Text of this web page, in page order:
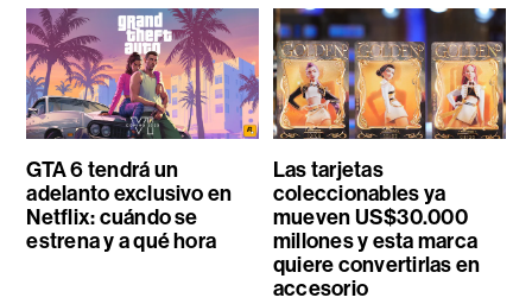
GTA 6 tendrá un
adelanto exclusivo en
Netflix: cuándo se
estrena y a qué hora
Las tarjetas
coleccionables ya
mueven US$30.000
millones y esta marca
quiere convertirlas en
accesorio